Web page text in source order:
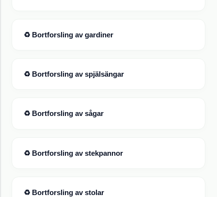
♻ Bortforsling avgardiner
♻ Bortforsling avspjälsängar
♻ Bortforsling avsågar
♻ Bortforsling avstekpannor
♻ Bortforsling avstolar